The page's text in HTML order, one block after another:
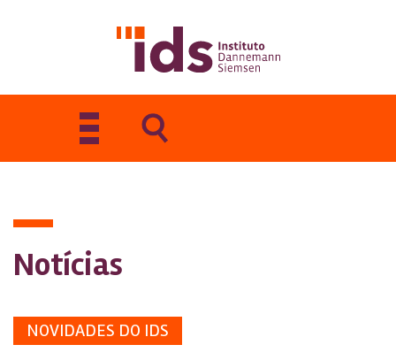
Toggle
navigation
Notícias
NOVIDADES DO IDS